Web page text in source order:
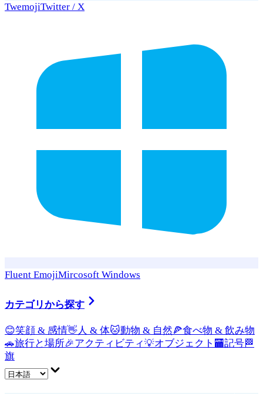
TwemojiTwitter / X
Fluent EmojiMircosoft Windows
カテゴリから探す
😊笑顔 & 感情👋 人 & 体🐱動物 & 自然🍕食べ物 & 飲み物
🚗旅行と場所🎉アクティビティ💡オブジェクト 🏧記号🏁
旗